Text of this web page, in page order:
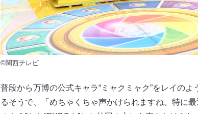
©関西テレビ
普段から万博の公式キャラ“ミャクミャク”をレイの
るそうで、「めちゃくちゃ声かけられますね。特に